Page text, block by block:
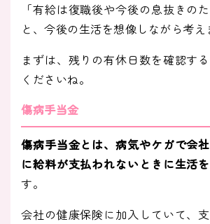
「有給は復職後や今後の息抜きの
と、今後の生活を想像しながら考え
まずは、残りの有休日数を確認す
くださいね。
傷病手当金
傷病手当金とは、病気やケガで会
に給料が支払われないときに生活
す。
会社の健康保険に加入していて、